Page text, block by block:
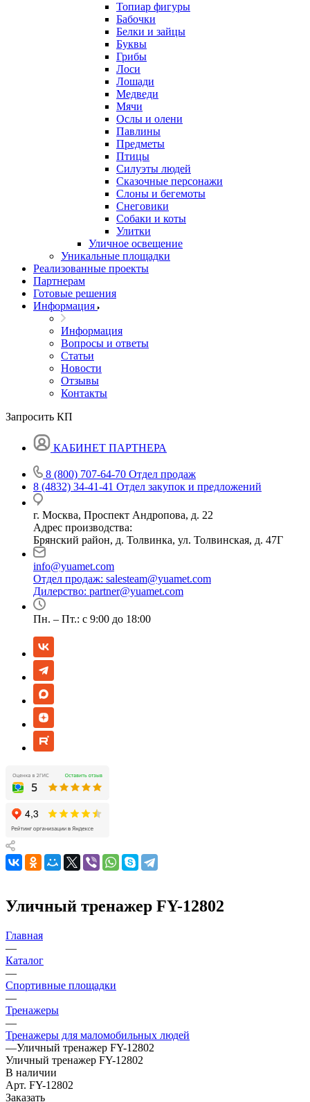
Топиар фигуры
Бабочки
Белки и зайцы
Буквы
Грибы
Лоси
Лошади
Медведи
Мячи
Ослы и олени
Павлины
Предметы
Птицы
Силуэты людей
Сказочные персонажи
Слоны и бегемоты
Снеговики
Собаки и коты
Улитки
Уличное освещение
Уникальные площадки
Реализованные проекты
Партнерам
Готовые решения
Информация
Информация
Вопросы и ответы
Статьи
Новости
Отзывы
Контакты
Запросить КП
КАБИНЕТ ПАРТНЕРА
8 (800) 707-64-70 Отдел продаж
8 (4832) 34-41-41 Отдел закупок и предложений
г. Москва, Проспект Андропова, д. 22
Адрес производства:
Брянский район, д. Толвинка, ул. Толвинская, д. 47Г
info@yuamet.com
Отдел продаж: salesteam@yuamet.com
Дилерство: partner@yuamet.com
Пн. – Пт.: с 9:00 до 18:00
Уличный тренажер FY-12802
Главная
—
Каталог
—
Спортивные площадки
—
Тренажеры
—
Тренажеры для маломобильных людей
—Уличный тренажер FY-12802
Уличный тренажер FY-12802
В наличии
Арт. FY-12802
Заказать